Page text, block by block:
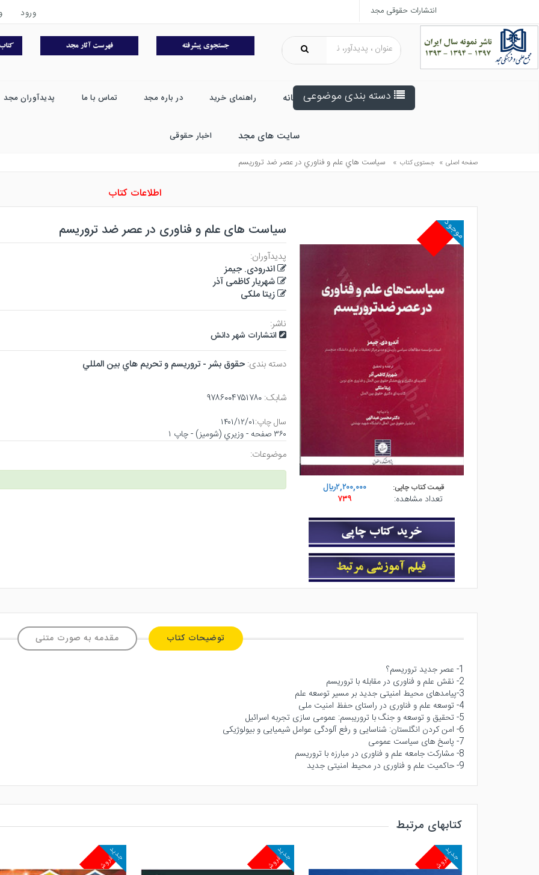
انتشارات حقوقی مجد ورود
دسته بندی موضوعی خانه راهنمای خرید در باره مجد تماس با ما پدیدآوران مجد
سایت های مجد اخبار حقوقی
صفحه اصلی » جستوی کتاب » سياست هاي علم و فناوري در عصر ضد تروريسم
اطلاعات کتاب
موجود
قیمت کتاب چاپی:
۲,۲۰۰,۰۰۰ريال
تعداد مشاهده:
۷۳۹
سیاست های علم و فناوری در عصر ضد تروریسم
پدیدآوران:
اندرودی. جیمز
شهریار کاظمی آذر
زیتا ملکی
ناشر:
انتشارات شهر دانش
دسته بندی:حقوق بشر - تروريسم و تحريم هاي بين المللي
شابک:۹۷۸۶۰۰۴۷۵۱۷۸۰
سال چاپ:۱۴۰۱/۱۲/۰۱
۳۶۰ صفحه - وزيري (شوميز) - چاپ ۱
موضوعات:
توضیحات کتاب مقدمه به صورت متنی
1- عصر جدید تروریسم؟
2- نقش علم و فناوری در مقابله با تروریسم
3-پیامدهای محیط امنیتی جدید بر مسیر توسعه علم
4- توسعه علم و فناوری در راستای حفظ امنیت ملی
5- تحقیق و توسعه و جنگ با تروریبسم: عمومی سازی تجربه اسرائیل
6- امن کردن انگلستان: شناسایی و رفع آلودگی عوامل شیمیایی و بیولوژیکی
7- پاسخ های سیاست عمومی
8- مشارکت جامعه علم و فناوری در مبارزه با تروریسم
9- حاکمیت علم و فناوری در محیط امنیتی جدید
کتابهای مرتبط
پرفروش
جدید پرفروش
جدید پرفروش
جدید